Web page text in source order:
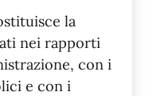
la
nei rapporti
con i
e con i